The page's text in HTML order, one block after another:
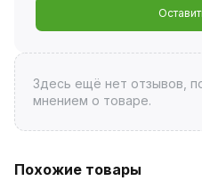
Здесь ещё нет отзывов,
мнением о товаре.
Похожие товары